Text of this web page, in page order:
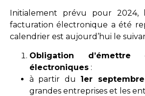
Initialement prévu pour 2024,
facturation électronique a été
calendrier est aujourd’hui le
Obligation d’émettre
électroniques :
à partir du 1er
grandes entreprises et les